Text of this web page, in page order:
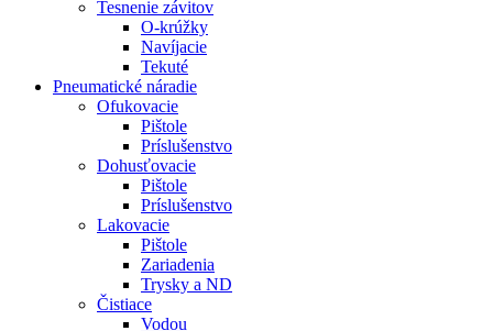
Tesnenie závitov
O-krúžky
Navíjacie
Tekuté
Pneumatické náradie
Ofukovacie
Pištole
Príslušenstvo
Dohusťovacie
Pištole
Príslušenstvo
Lakovacie
Pištole
Zariadenia
Trysky a ND
Čistiace
Vodou